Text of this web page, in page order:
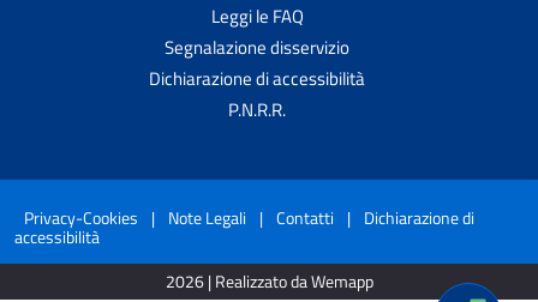
Leggi le FAQ
Segnalazione disservizio
Dichiarazione di accessibilità
P.N.R.R.
Privacy-Cookies | Note Legali | Contatti | Dichiarazione di
accessibilità
2026 | Realizzato da Wemapp